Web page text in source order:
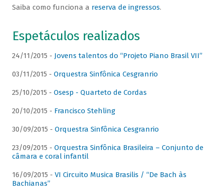
Saiba como funciona a reserva de ingressos.
Espetáculos realizados
24/11/2015 - Jovens talentos do “Projeto Piano Brasil VII”
03/11/2015 - Orquestra Sinfônica Cesgranrio
25/10/2015 - Osesp - Quarteto de Cordas
20/10/2015 - Francisco Stehling
30/09/2015 - Orquestra Sinfônica Cesgranrio
23/09/2015 - Orquestra Sinfônica Brasileira – Conjunto de
câmara e coral infantil
16/09/2015 - VI Circuito Musica Brasilis / “De Bach às
Bachianas”